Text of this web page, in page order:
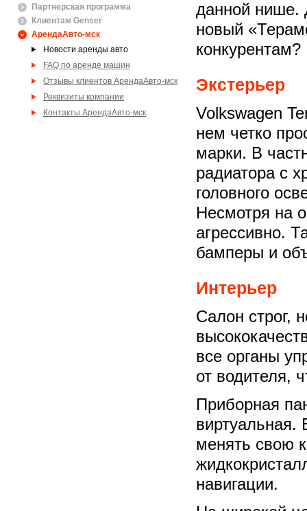
Партнерская программа
Клиентам Genser
АрендаАвто-мск
Новости аренды авто
FAQ по аренде машин
Отзывы клиентов АрендаАвто-мск
Реквизиты компании
Контакты АрендаАвто-мск
данной нише.
новый
конкурентам?
Экстерьер
Volkswagen
нем четко
марки. В
радиатора с
головного
Несмотря на
агрессивно.
бамперы и
Интерьер
Салон строг,
все органы
от водителя,
Приборная
виртуальная.
менять свою
навигации.